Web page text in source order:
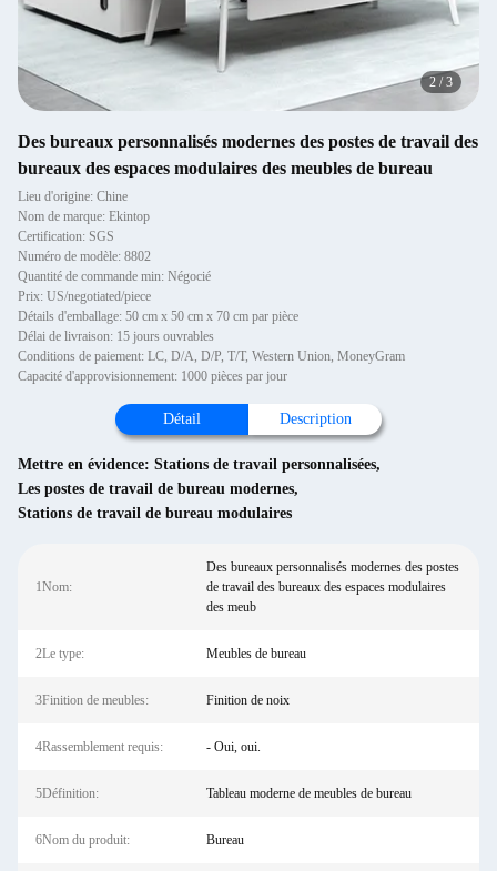
2 /3
Des bureaux personnalisés modernes des postes de travail des
bureaux des espaces modulaires des meubles de bureau
Lieu d'origine: Chine
Nom de marque: Ekintop
Certification: SGS
Numéro de modèle: 8802
Quantité de commande min: Négocié
Prix: US/negotiated/piece
Détails d'emballage: 50 cm x 50 cm x 70 cm par pièce
Délai de livraison: 15 jours ouvrables
Conditions de paiement: LC, D/A, D/P, T/T, Western Union, MoneyGram
Capacité d'approvisionnement: 1000 pièces par jour
Détail Description
Mettre en évidence: Stations de travail personnalisées,
Les postes de travail de bureau modernes,
Stations de travail de bureau modulaires
1Nom:
Des bureaux personnalisés modernes des postes
de travail des bureaux des espaces modulaires
des meub
2Le type: Meubles de bureau
3Finition de meubles: Finition de noix
4Rassemblement requis: - Oui, oui.
5Définition: Tableau moderne de meubles de bureau
6Nom du produit: Bureau